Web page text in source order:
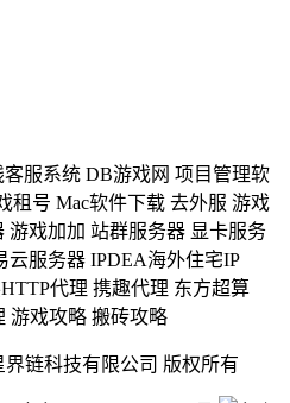
服系统 DB游戏网 项目管理软
租号 Mac软件下载 去外服 游戏
游戏加加 站群服务器 显卡服务
云服务器 IPDEA海外住宅IP
代理 携趣代理 东方超算
游戏攻略 搬砖攻略
界链科技有限公司 版权所有